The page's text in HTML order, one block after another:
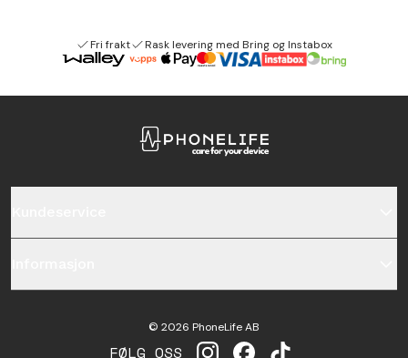
Fri frakt Rask levering med Bring og Instabox
FØLG OSS
© 2026 PhoneLife AB